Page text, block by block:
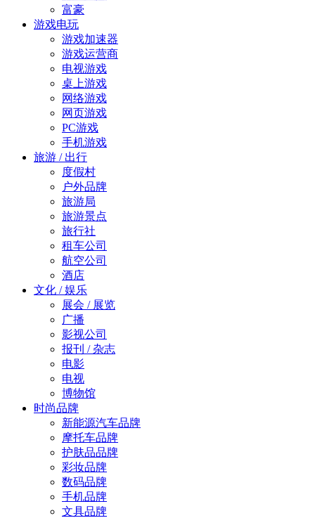
富豪
游戏电玩
游戏加速器
游戏运营商
电视游戏
桌上游戏
网络游戏
网页游戏
PC游戏
手机游戏
旅游 / 出行
度假村
户外品牌
旅游局
旅游景点
旅行社
租车公司
航空公司
酒店
文化 / 娱乐
展会 / 展览
广播
影视公司
报刊 / 杂志
电影
电视
博物馆
时尚品牌
新能源汽车品牌
摩托车品牌
护肤品品牌
彩妆品牌
数码品牌
手机品牌
文具品牌